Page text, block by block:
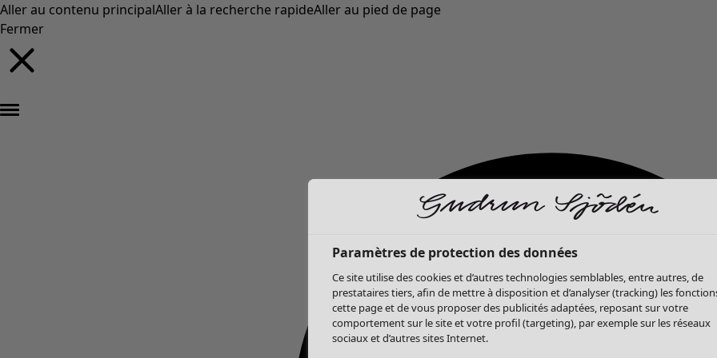
Aller au contenu principalAller à la recherche rapideAller au pied de page
Fermer
Paramètres de protection des données
Ce site utilise des cookies et d’autres technologies semblables, entre autres, de
prestataires tiers, afin de mettre à disposition et d’analyser (tracking) les
cette page et de vous proposer des publicités adaptées, reposant sur votre
comportement sur le site et votre profil (targeting), par exemple sur les réseaux
sociaux et d’autres sites Internet.